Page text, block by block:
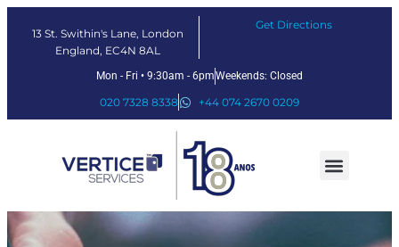
13 St. Swithin's Lane, London
England, EC4N 8AL
Get Directions
Mon - Fri • 9:30am - 6pmWeekends: Closed
020 7328 8338 +44 074 2670 0209